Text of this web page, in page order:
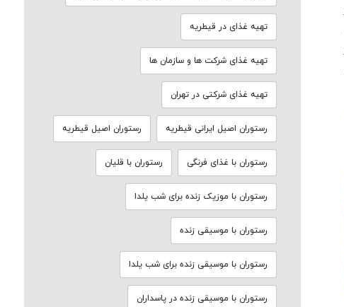
تهیه غذای در قیطریه
تهیه غذای شرکت ها و سازمان ها
تهیه غذای شرکتی در تهران
رستوران اصیل ایرانی قیطریه رستوران اصیل قیطریه
رستوران با غذای فرنگی رستوران با قلیان
رستوران با موزیک زنده برای شب یلدا
رستوران با موسیقی زنده
رستوران با موسیقی زنده برای شب یلدا
رستوران با موسیقی زنده در پاسداران